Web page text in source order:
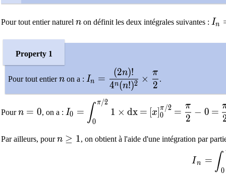
Pour tout entier naturel n on définit les deux intégrales suivantes : In
Property 1
Pour tout entiern on a : In =
4n(n!)2
(2n)!
×
2
π
.
Pourn = 0, on a :
I_0=\displaystyle{\int_0^{\pi/
I0 = ∫0
π/2
1 × dx =
[x]_0^{\pi/2}
[x ]0
π /2 =
2
π
− 0 =
Par ailleurs, pourn\geq1
n ≥ 1, on obtient à l'aide d'une intégration par
I_n
I n =
= ∫0